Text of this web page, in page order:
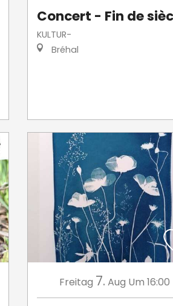
Concert - Fin de
KULTUR-
Bréhal
Freitag 7. Aug Um 16:00